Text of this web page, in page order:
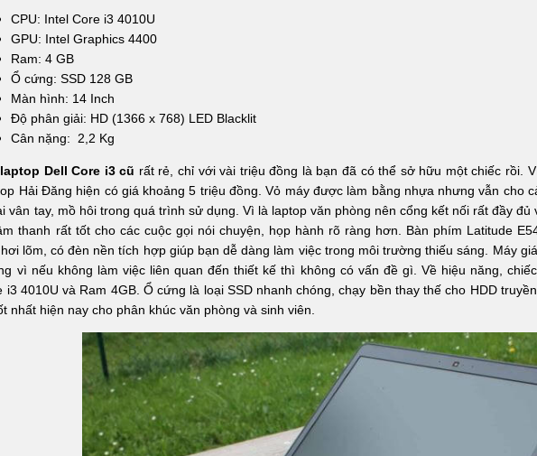
CPU: Intel Core i3 4010U
GPU: Intel Graphics 4400
Ram: 4 GB
Ổ cứng: SSD 128 GB
Màn hình: 14 Inch
Độ phân giải: HD (1366 x 768) LED Blacklit
Cân nặng: 2,2 Kg
Dell Core i3 cũ rất rẻ, chỉ với vài triệu đồng là bạn đã có thể sở hữu một chiếc rồi.
Hải Đăng hiện có giá khoảng 5 triệu đồng. Vỏ máy được làm bằng nhựa nhưng vẫn cho
vân tay, mồ hôi trong quá trình sử dụng. Vì là laptop văn phòng nên cổng kết nối rất đầy đủ
thanh rất tốt cho các cuộc gọi nói chuyện, họp hành rõ ràng hơn. Bàn phím Latitude
lõm, có đèn nền tích hợp giúp bạn dễ dàng làm việc trong môi trường thiếu sáng. Máy
vì nếu không làm việc liên quan đến thiết kế thì không có vấn đề gì. Về hiệu năng,
i3 4010U và Ram 4GB. Ổ cứng là loại SSD nhanh chóng, chạy bền thay thế cho HDD
nhất hiện nay cho phân khúc văn phòng và sinh viên.